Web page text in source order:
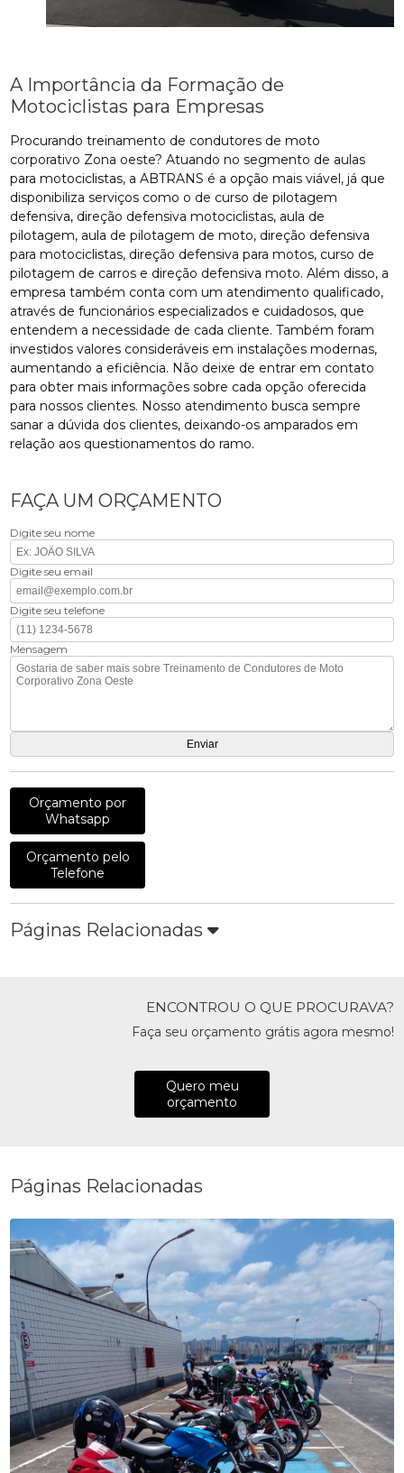
A Importância da Formação de
Motociclistas para Empresas
Procurando treinamento de condutores de moto
corporativo Zona oeste? Atuando no segmento de aulas
para motociclistas, a ABTRANS é a opção mais viável, já que
disponibiliza serviços como o de curso de pilotagem
defensiva, direção defensiva motociclistas, aula de
pilotagem, aula de pilotagem de moto, direção defensiva
para motociclistas, direção defensiva para motos, curso de
pilotagem de carros e direção defensiva moto. Além disso, a
empresa também conta com um atendimento qualificado,
através de funcionários especializados e cuidadosos, que
entendem a necessidade de cada cliente. Também foram
investidos valores consideráveis em instalações modernas,
aumentando a eficiência. Não deixe de entrar em contato
para obter mais informações sobre cada opção oferecida
para nossos clientes. Nosso atendimento busca sempre
sanar a dúvida dos clientes, deixando-os amparados em
relação aos questionamentos do ramo.
FAÇA UM ORÇAMENTO
Digite seu nome
Digite seu email
Digite seu telefone
Mensagem
Orçamento por
Whatsapp
Orçamento pelo
Telefone
Páginas Relacionadas
ENCONTROU O QUE PROCURAVA?
Faça seu orçamento grátis agora mesmo!
Quero meu
orçamento
Páginas Relacionadas